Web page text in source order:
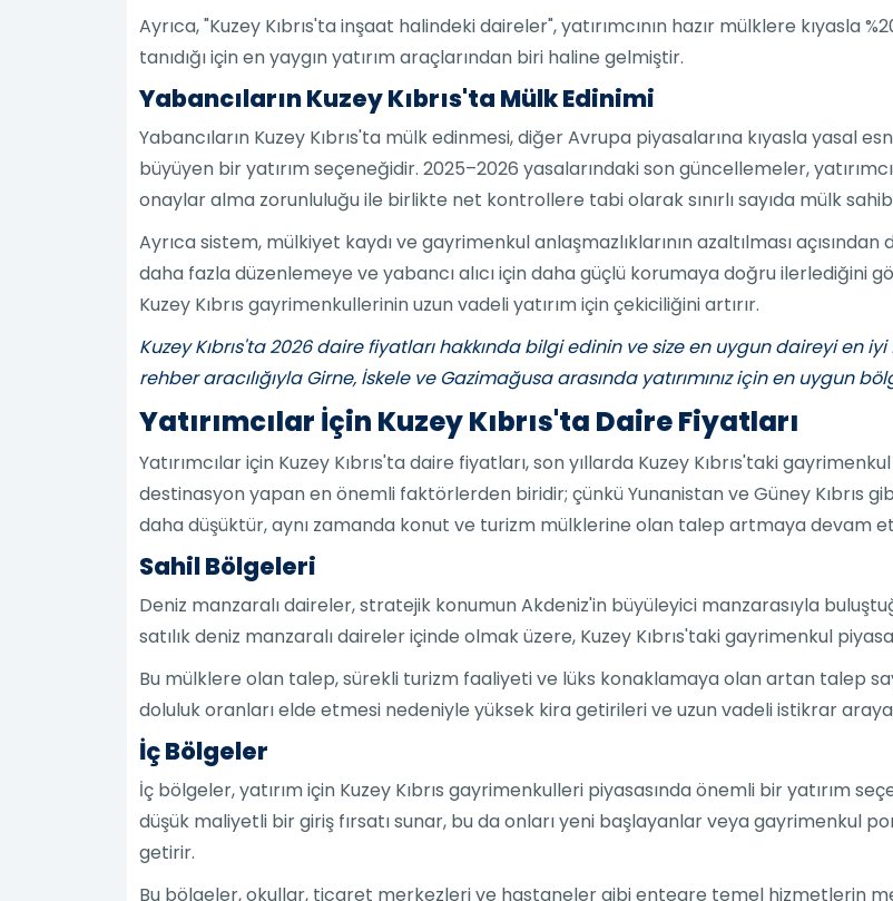
Ayrıca, "Kuzey Kıbrıs'ta inşaat halindeki daireler", yatırımcının hazır mülklere kıyasla
tanıdığı için en yaygın yatırım araçlarından biri haline gelmiştir.
Yabancıların Kuzey Kıbrıs'ta Mülk Edinimi
Yabancıların Kuzey Kıbrıs'ta mülk edinmesi, diğer Avrupa piyasalarına kıyasla yasal
büyüyen bir yatırım seçeneğidir. 2025–2026 yasalarındaki son güncellemeler,
onaylar alma zorunluluğu ile birlikte net kontrollere tabi olarak sınırlı sayıda mülk
Ayrıca sistem, mülkiyet kaydı ve gayrimenkul anlaşmazlıklarının azaltılması
daha fazla düzenlemeye ve yabancı alıcı için daha güçlü korumaya doğru ilerlediğini
Kuzey Kıbrıs gayrimenkullerinin uzun vadeli yatırım için çekiciliğini artırır.
Kuzey Kıbrıs'ta 2026 daire fiyatları hakkında bilgi edinin ve size en uygun daireyi en
rehber aracılığıyla Girne, İskele ve Gazimağusa arasında yatırımınız için en uygun
Yatırımcılar İçin Kuzey Kıbrıs'ta Daire Fiyatları
Yatırımcılar için Kuzey Kıbrıs'ta daire fiyatları, son yıllarda Kuzey Kıbrıs'taki
destinasyon yapan en önemli faktörlerden biridir; çünkü Yunanistan ve Güney Kıbrıs
daha düşüktür, aynı zamanda konut ve turizm mülklerine olan talep artmaya devam
Sahil Bölgeleri
Deniz manzaralı daireler, stratejik konumun Akdeniz'in büyüleyici manzarasıyla
satılık deniz manzaralı daireler içinde olmak üzere, Kuzey Kıbrıs'taki gayrimenkul
Bu mülklere olan talep, sürekli turizm faaliyeti ve lüks konaklamaya olan artan talep
doluluk oranları elde etmesi nedeniyle yüksek kira getirileri ve uzun vadeli istikrar
İç Bölgeler
İç bölgeler, yatırım için Kuzey Kıbrıs gayrimenkulleri piyasasında önemli bir yatırım
düşük maliyetli bir giriş fırsatı sunar, bu da onları yeni başlayanlar veya gayrimenkul
getirir.
Bu bölgeler, okullar, ticaret merkezleri ve hastaneler gibi entegre temel hizmetlerin